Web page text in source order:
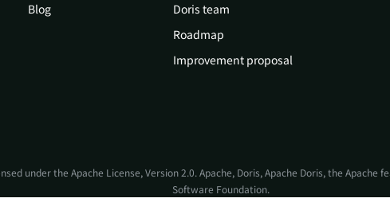
Blog
Doris team
Roadmap
Improvement proposal
under the Apache License, Version 2.0. Apache, Doris, Apache Doris, the Apache
Software Foundation.